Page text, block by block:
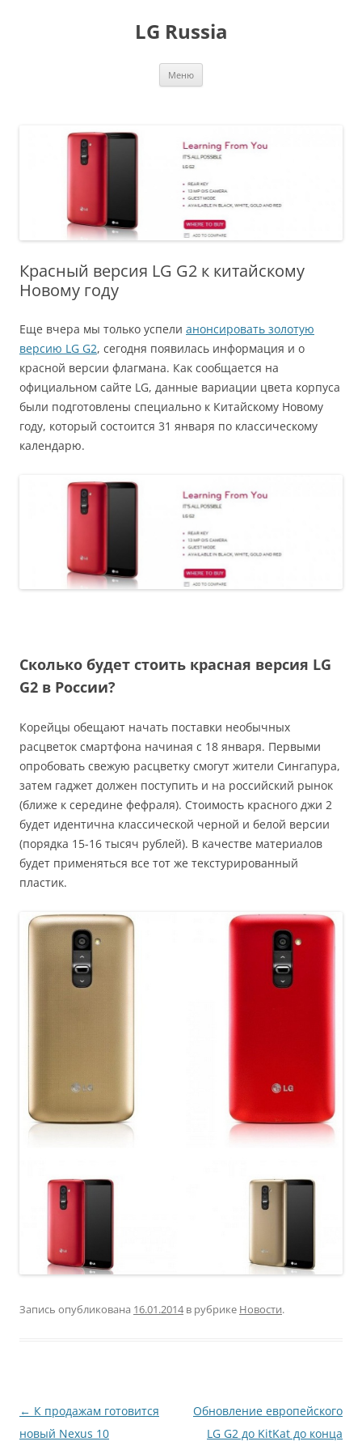
LG Russia
Меню
Красный версия LG G2 к китайскому
Новому году
Еще вчера мы только успели анонсировать золотую
версию LG G2, сегодня появилась информация и о
красной версии флагмана. Как сообщается на
официальном сайте LG, данные вариации цвета корпуса
были подготовлены специально к Китайскому Новому
году, который состоится 31 января по классическому
календарю.
Сколько будет стоить красная версия LG
G2 в России?
Корейцы обещают начать поставки необычных
расцветок смартфона начиная с 18 января. Первыми
опробовать свежую расцветку смогут жители Сингапура,
затем гаджет должен поступить и на российский рынок
(ближе к середине фефраля). Стоимость красного джи 2
будет идентична классической черной и белой версии
(порядка 15-16 тысяч рублей). В качестве материалов
будет применяться все тот же текстурированный
пластик.
Запись опубликована 16.01.2014в рубрике Новости.
Навигация
по
← К продажам готовится
новый Nexus 10
Обновление европейского
LG G2 до KitKat до конца